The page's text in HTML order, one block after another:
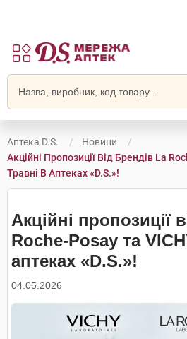
Аптека D.S.
Новини
Акційні Пропозиції Від Брендів La
Травні В Аптеках «D.S.»!
Акційні пропозиції
Roche-Posay та
аптеках «D.S.»!
04.05.2026